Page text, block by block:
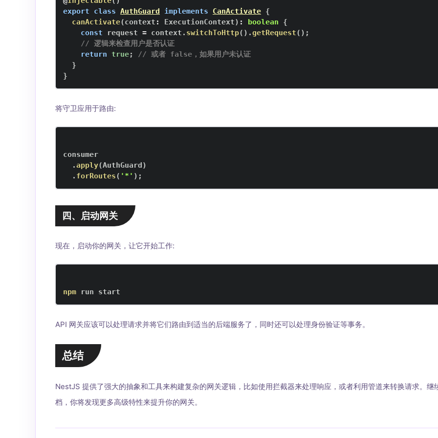
export
class AuthGuard implements CanActivate {
canActivate(context : ExecutionContext) : boolean
{
const request = context . switchToHttp( ) .getRequest( ) ;
// 逻辑来检查用户是否认证
return true;
// 或者 false，如果用户未认证
}
}
将守卫应用于路由:
.apply(AuthGuard )
. forRoutes( '*' ) ;
四、启动网关
现在，启动你的网关，让它开始工作:
npm run start
API 网关应该可以处理请求并将它们路由到适当的后端服务了，同时还可以处理身份验证等事务。
总结
NestJS 提供了强大的抽象和工具来构建复杂的网关逻辑，比如使用拦截器来处理响应，或者利用管道来转换请求。继
档，你将发现更多高级特性来提升你的网关。